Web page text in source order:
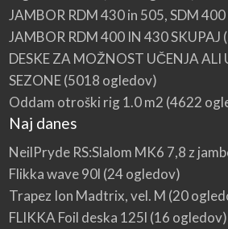
JAMBOR RDM 430 in 505, SDM 400
JAMBOR RDM 400 IN 430 SKUPAJ
DESKE ZA MOŽNOST UČENJA ALI
SEZONE(5018 ogledov)
Oddam otroški rig 1.0 m2 (4622
Naj danes
NeilPryde RS:Slalom MK6 7,8 z
Flikka wave 90l (24 ogledov)
Trapez Ion Madtrix, vel. M (20
FLIKKA Foil deska 125l (16 ogledov)